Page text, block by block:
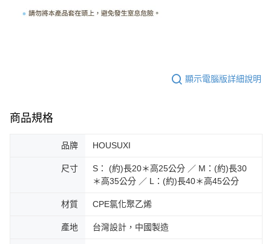
顯示電腦版詳細說明
商品規格
品牌 HOUSUXI
尺寸
S： (約)長20＊高25公分 ／ M：(約)長30
＊高35公分 ／ L：(約)長40＊高45公分
材質 CPE氯化聚乙烯
產地 台灣設計，中國製造